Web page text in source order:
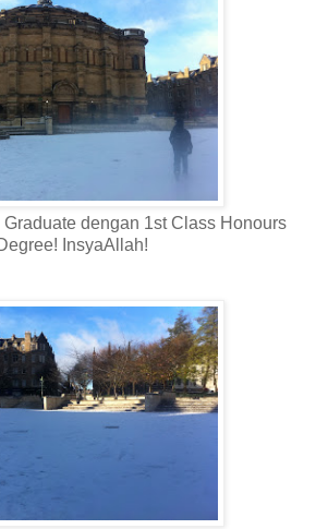
dengan 1st Class Honours
InsyaAllah!